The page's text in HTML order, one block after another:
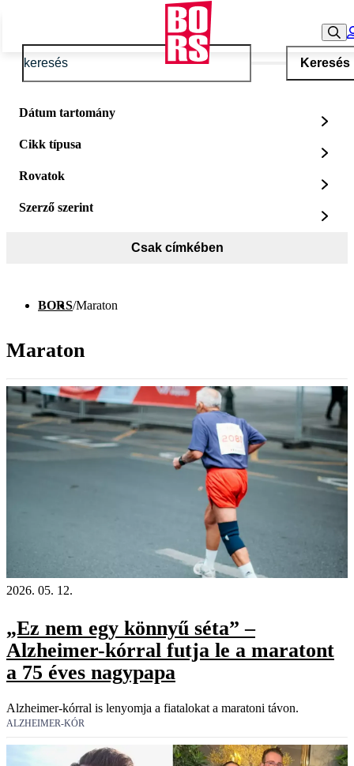
Keresés
Dátum tartomány
Cikk típusa
Rovatok
Szerző szerint
Csak címkében
BORS/Maraton
Maraton
2026. 05. 12.
„Ez nem egy könnyű séta” –
Alzheimer-kórral futja le a maratont
a 75 éves nagypapa
Alzheimer-kórral is lenyomja a fiatalokat a maratoni távon.
ALZHEIMER-KÓR